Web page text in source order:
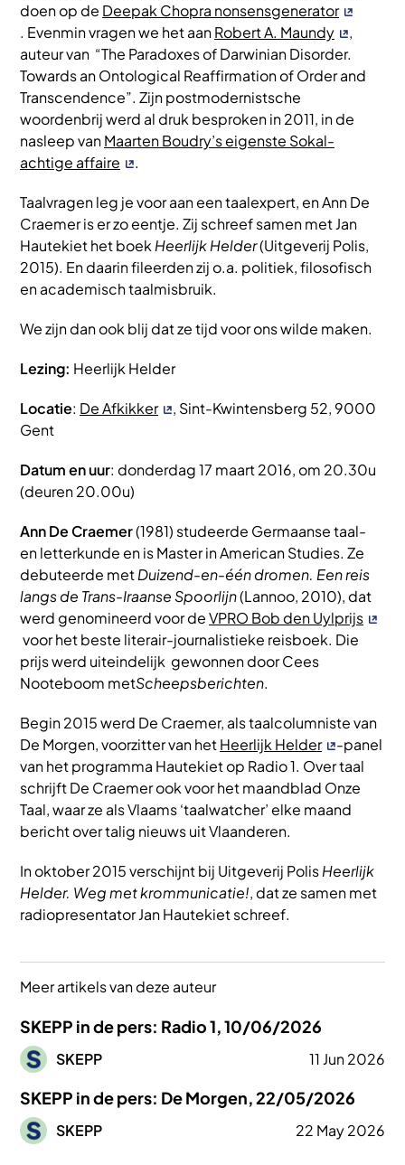
doen op de Deepak Chopra nonsensgenerator
. Evenmin vragen we het aanRobert A. Maundy
,
auteur van “The Paradoxes of Darwinian Disorder.
Towards an Ontological Reaffirmation of Order and
Transcendence”. Zijn postmodernistsche
woordenbrij werd al druk besproken in 2011, in de
nasleep vanMaarten Boudry’s eigenste Sokal-
achtige affaire
.
Taalvragen leg je voor aan een taalexpert, en Ann De
Craemer is er zo eentje. Zij schreef samen met Jan
Hautekiet het boekHeerlijk Helder(Uitgeverij Polis,
2015). En daarin fileerden zij o.a. politiek, filosofisch
en academisch taalmisbruik.
We zijn dan ook blij dat ze tijd voor ons wilde maken.
Lezing: Heerlijk Helder
Locatie: De Afkikker
, Sint-Kwintensberg 52, 9000
Gent
Datum en uur: donderdag 17 maart 2016, om 20.30u
(deuren 20.00u)
Ann De Craemer(1981) studeerde Germaanse taal-
en letterkunde en is Master in American Studies. Ze
debuteerde metDuizend-en-één dromen. Een reis
langs de Trans-Iraanse Spoorlijn(Lannoo, 2010), dat
werd genomineerd voor deVPRO Bob den Uylprijs
voor het beste literair-journalistieke reisboek. Die
prijs werd uiteindelijk gewonnen door Cees
Nooteboom metScheepsberichten.
Begin 2015 werd De Craemer, als taalcolumniste van
De Morgen, voorzitter van hetHeerlijk Helder
-panel
van het programma Hautekiet op Radio 1. Over taal
schrijft De Craemer ook voor het maandblad Onze
Taal, waar ze als Vlaams ‘taalwatcher’ elke maand
bericht over talig nieuws uit Vlaanderen.
In oktober 2015 verschijnt bij Uitgeverij PolisHeerlijk
Helder. Weg met krommunicatie!, dat ze samen met
radiopresentator Jan Hautekiet schreef.
Meer artikels van deze auteur
SKEPP in de pers: Radio 1, 10/06/2026
Afbeelding
SKEPP 11 Jun 2026
SKEPP in de pers: De Morgen, 22/05/2026
Afbeelding
SKEPP 22 May 2026